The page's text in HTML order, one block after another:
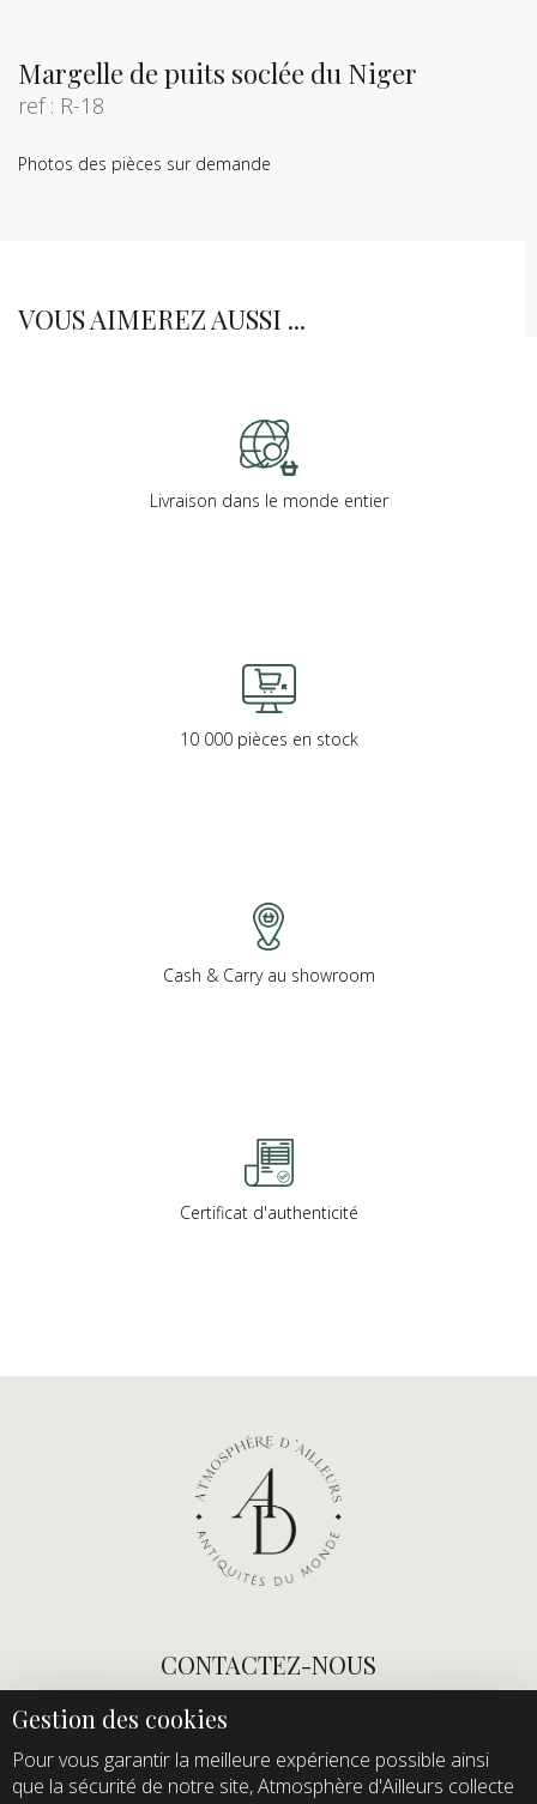
Margelle de puits soclée du Niger
ref : R-18
Photos des pièces sur demande
VOUS AIMEREZ AUSSI ...
Livraison dans le monde entier
10 000 pièces en stock
Cash & Carry au showroom
Certificat d'authenticité
CONTACTEZ-NOUS
info@atmospheredailleurs.com
Tel :
+33 (0)1 60 12 68 26
Domaine de Quincampoix
Pour vous garantir la meilleure expérience possible ainsi
que la sécurité de notre site, Atmosphère d'Ailleurs collecte